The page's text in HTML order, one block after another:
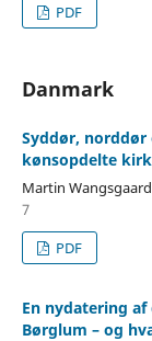
PDF
Danmark
Syddør, norddør
kønsopdelte
Martin
7
PDF
En nydatering
Børglum – og